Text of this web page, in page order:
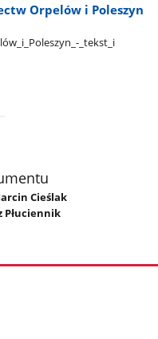
Orpelów i Poleszyn
​_tekst​_i​
Cieślak
Płuciennik